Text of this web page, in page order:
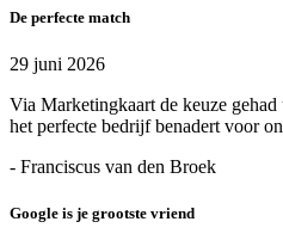
De perfecte match
29 juni 2026
Via Marketingkaart de keuze
het perfecte bedrijf benadert voor
- Franciscus van den Broek
Google is je grootste vriend